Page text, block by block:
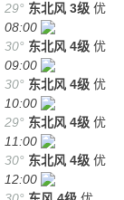
29° 东北风 3级 优
08:00
30° 东北风 4级 优
09:00
30° 东北风 4级 优
10:00
29° 东北风 4级 优
11:00
30° 东北风 4级 优
12:00